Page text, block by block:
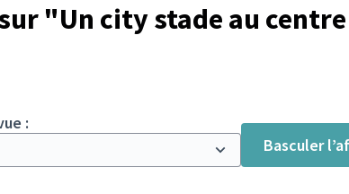
"Un city stade au
:
Basculer